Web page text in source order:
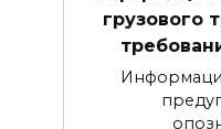
грузового